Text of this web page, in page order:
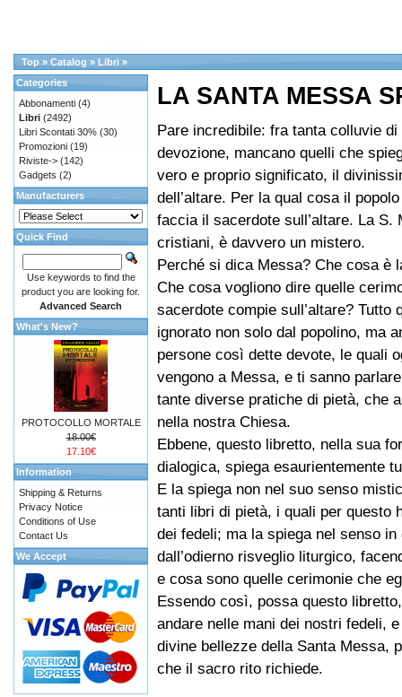
Top » Catalog » Libri »
LA SANTA MESSA
Pare incredibile: fra tanta colluvie
devozione, mancano quelli che
vero e proprio significato, il
dell’altare. Per la qual cosa il
faccia il sacerdote sull’altare. La S.
cristiani, è davvero un mistero.
Perché si dica Messa? Che cosa è
Che cosa vogliono dire quelle
sacerdote compie sull’altare? Tutto
ignorato non solo dal popolino, ma
persone così dette devote, le quali
vengono a Messa, e ti sanno
tante diverse pratiche di pietà, che
nella nostra Chiesa.
Ebbene, questo libretto, nella sua
dialogica, spiega esaurientemente
E la spiega non nel suo senso
tanti libri di pietà, i quali per questo
dei fedeli; ma la spiega nel senso
dall’odierno risveglio liturgico,
e cosa sono quelle cerimonie che
Essendo così, possa questo
andare nelle mani dei nostri fedeli,
divine bellezze della Santa Messa,
che il sacro rito richiede.
Categories
Abbonamenti (4)
Libri (2492)
Libri Scontati 30% (30)
Promozioni (19)
Riviste-> (142)
Gadgets (2)
Manufacturers
Quick Find
Use keywords to find the
product you are looking for.
Advanced Search
What's New?
PROTOCOLLO MORTALE
18.00€
17.10€
Information
Shipping & Returns
Privacy Notice
Conditions of Use
Contact Us
We Accept